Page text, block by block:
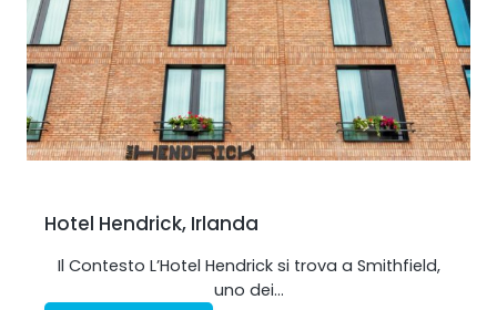
Hotel Hendrick, Irlanda
Il Contesto L’Hotel Hendrick si trova a Smithfield,
uno dei…